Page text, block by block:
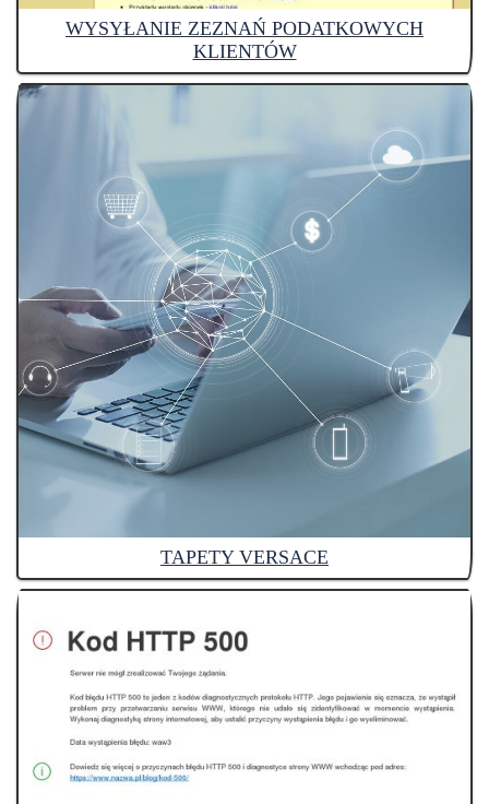
WYSYŁANIE ZEZNAŃ PODATKOWYCH
KLIENTÓW
TAPETY VERSACE